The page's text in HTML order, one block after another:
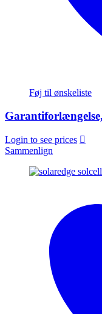
Føj til ønskeliste
Login to see prices
Sammenlign